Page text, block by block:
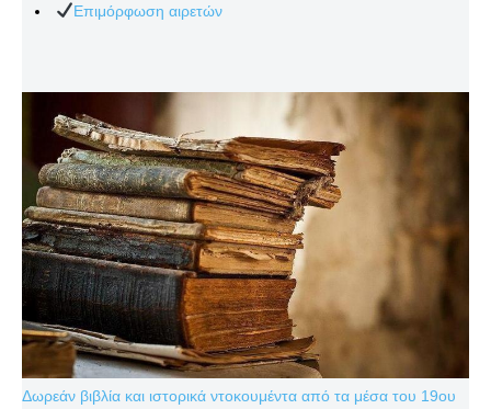
Επιμόρφωση αιρετών
Δωρεάν βιβλία και ιστορικά ντοκουμέντα από τα μέσα του 19ου